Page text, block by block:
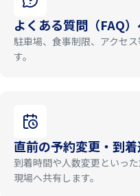
よくある質問（FAQ
駐車場、食事制限、アクセ
す。
直前の予約変更・到
到着時間や人数変更といっ
現場へ共有します。